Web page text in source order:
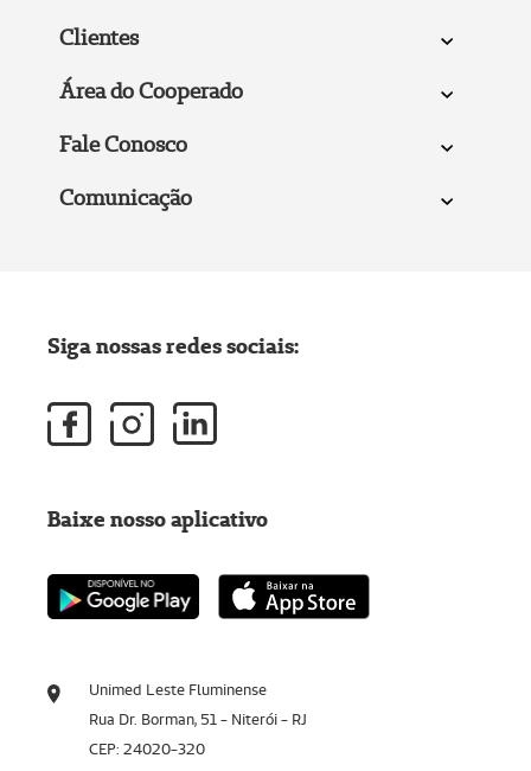
Clientes
Área do Cooperado
Fale Conosco
Comunicação
Unimed Leste Fluminense
Rua Dr. Borman, 51 - Niterói - RJ
CEP: 24020-320
Siga nossas redes sociais:
Baixe nosso aplicativo